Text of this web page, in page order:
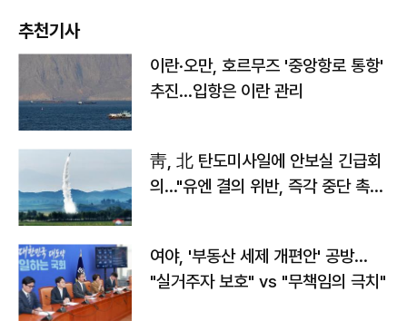
추천기사
이란·오만, 호르무즈 '중앙항로 통항'
추진…입항은 이란 관리
靑, 北 탄도미사일에 안보실 긴급회
의…"유엔 결의 위반, 즉각 중단 촉
여야, '부동산 세제 개편안' 공방…
"실거주자 보호" vs "무책임의 극치"